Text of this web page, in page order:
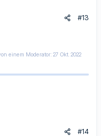
#13
einem Moderator: 27 Okt. 2022
#14